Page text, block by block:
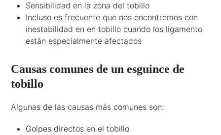
Sensibilidad en la zona del tobillo
Incluso es frecuente que nos encontremos con
inestabilidad en en tobillo cuando los ligamento
están especialmente afectados
Causas comunes de un esguince de
tobillo
Algunas de las causas más comunes son:
Golpes directos en el tobillo